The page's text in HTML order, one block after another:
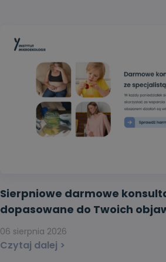
Sierpniowe darmowe
dopasowane do Twoich
Czytaj dalej >
06 sierpnia 2026